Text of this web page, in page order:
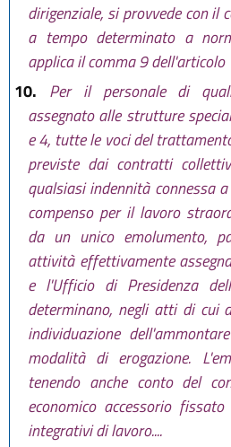
dirigenziale, si provvede con il
a tempo determinato a
applica il comma 9 dell'articolo
10. Per il personale di
assegnato alle strutture
e 4, tutte le voci del
previste dai contratti
qualsiasi indennità connessa
compenso per il lavoro
da un unico emolumento,
attività effettivamente
e l'Ufficio di Presidenza
determinano, negli atti di cui
individuazione
modalità di erogazione.
tenendo anche conto del
economico accessorio
integrativi di lavoro....